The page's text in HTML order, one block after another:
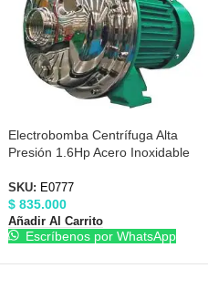
Electrobomba Centrífuga Alta
Presión 1.6Hp Acero Inoxidable
SKU: E0777
$ 835.000
Añadir Al Carrito
Escríbenos por WhatsApp